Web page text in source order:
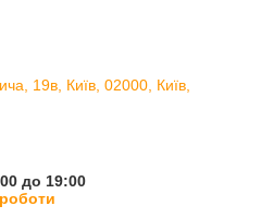
19в, Київ, 02000, Київ,
до 19:00